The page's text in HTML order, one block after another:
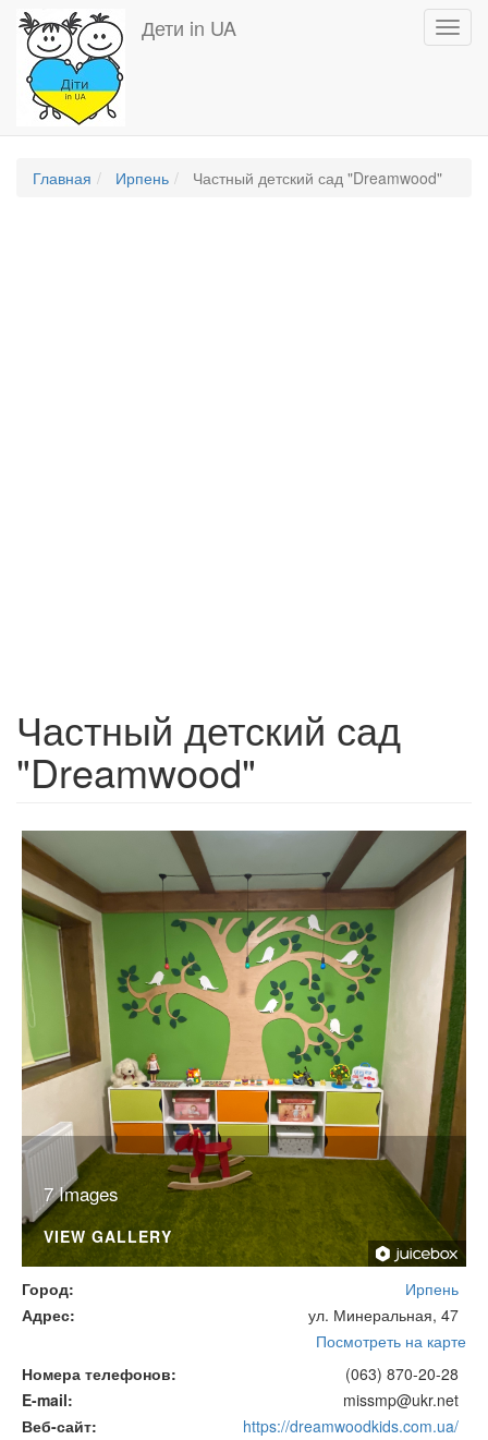
Перейти
основному
содержанию
Дети in UA
Главная Ирпень Частный детский сад "Dreamwood"
Частный детский сад
"Dreamwood"
7 Images
VIEW GALLERY
Город
Ирпень
Адрес
ул. Минеральная, 47
Посмотреть на карте
Номера телефонов
(063) 870-20-28
E-mail
missmp@ukr.net
Веб-сайт
https://dreamwoodkids.com.ua/